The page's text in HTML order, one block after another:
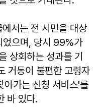
서는 전 시민을 대상
었으며, 당시 99%가
상회하는 성과를 기
거동이 불편한 고령자
가는 신청 서비스'를
바 있다.